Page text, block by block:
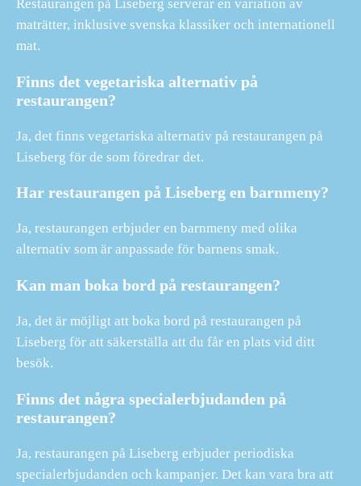
Restaurangen på Liseberg serverar en variation av
maträtter, inklusive svenska klassiker och internationell
mat.
Finns det vegetariska alternativ på
restaurangen?
Ja, det finns vegetariska alternativ på restaurangen på
Liseberg för de som föredrar det.
Har restaurangen på Liseberg en barnmeny?
Ja, restaurangen erbjuder en barnmeny med olika
alternativ som är anpassade för barnens smak.
Kan man boka bord på restaurangen?
Ja, det är möjligt att boka bord på restaurangen på
Liseberg för att säkerställa att du får en plats vid ditt
besök.
Finns det några specialerbjudanden på
restaurangen?
Ja, restaurangen på Liseberg erbjuder periodiska
specialerbjudanden och kampanjer. Det kan vara bra att